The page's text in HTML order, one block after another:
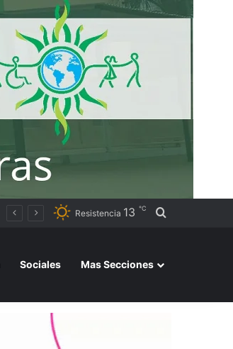
Resistencia 13 ℃ Buscar por
Sociales Mas Secciones